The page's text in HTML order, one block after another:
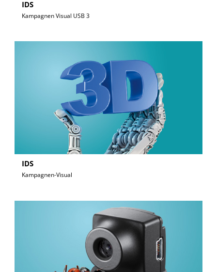
IDS
Kampagnen Visual USB 3
IDS
Kampagnen-Visual